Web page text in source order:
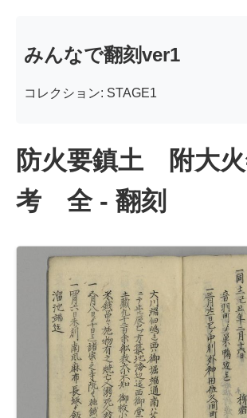
みんなで翻刻ver1
コレクション: STAGE1
防火要鎮土 附大火
考 全 - 翻刻